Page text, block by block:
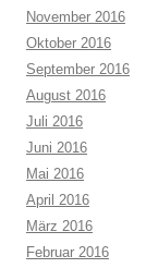
November 2016
Oktober 2016
September 2016
August 2016
Juli 2016
Juni 2016
Mai 2016
April 2016
März 2016
Februar 2016